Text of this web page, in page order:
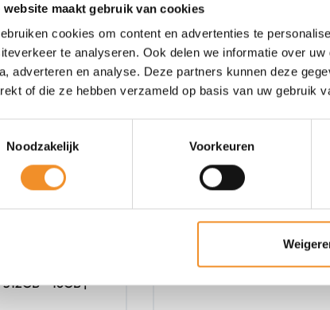
website maakt gebruik van cookies
cookies om content en advertenties te
te analyseren. Ook delen we informatie over
adverteren en analyse. Deze partners kunnen deze
of die ze hebben verzameld op basis van uw gebruik
Noodzakelijk
Voorkeuren
– 16GB |
OPPO Reno 10 – 5G –